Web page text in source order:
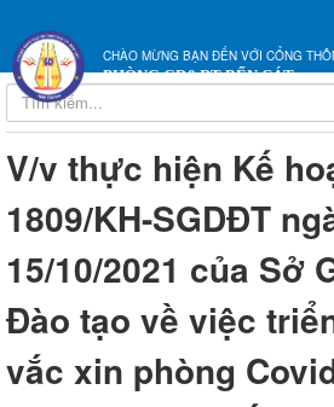
CHÀO MỪNG BẠN ĐẾN VỚI CỔNG
PHÒNG GD&ĐT BẾN CÁT
V/v thực hiện Kế
1809/KH-SGDĐT
15/10/2021 của Sở
Đào tạo về việc
vắc xin phòng